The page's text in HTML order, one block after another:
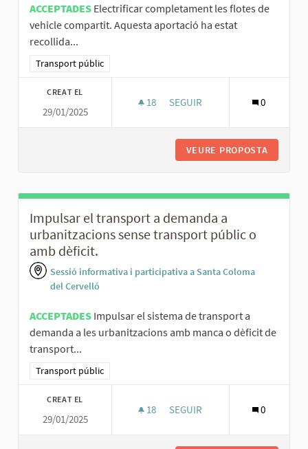
ACCEPTADES Electrificar completament les flotes de
vehicle compartit. Aquesta aportació ha estat
recollida...
Resultats al filtrar per la categoria: Transport públic
Transport públic
CREAT EL
29/01/2025
18 18 SEGUIDORES
SEGUIR 0
VEURE PROPOSTA
Impulsar el transport a demanda a
urbanitzacions sense transport públic o
amb dèficit.
Sessió informativa i participativa a Santa Coloma
del Cervelló
ACCEPTADES Impulsar el sistema de transport a
demanda a les urbanitzacions amb manca o dèficit de
transport...
Resultats al filtrar per la categoria: Transport públic
Transport públic
CREAT EL
29/01/2025
18 18 SEGUIDORES
SEGUIR 0